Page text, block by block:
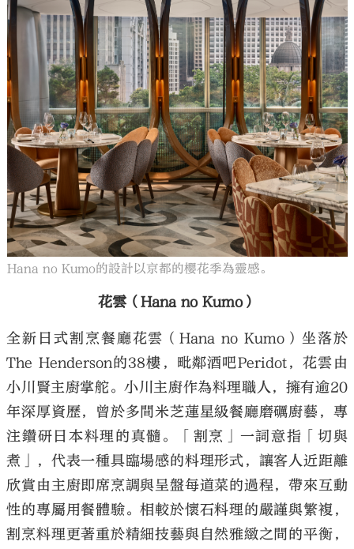
Hana no Kumo的設計以京都的櫻花季為靈感。
花雲（Hana no Kumo）
全新日式割烹餐廳花雲（Hana no Kumo）坐落於
The Henderson的38樓，毗鄰酒吧Peridot，花雲由
小川賢主廚掌舵。小川主廚作為料理職人，擁有逾20
年深厚資歷，曾於多間米芝蓮星級餐廳磨礪廚藝，專
注鑽研日本料理的真髓。「割烹」一詞意指「切與
煮」，代表一種具臨場感的料理形式，讓客人近距離
欣賞由主廚即席烹調與呈盤每道菜的過程，帶來互動
性的專屬用餐體驗。相較於懷石料理的嚴謹與繁複，
割烹料理更著重於精細技藝與自然雅緻之間的平衡，